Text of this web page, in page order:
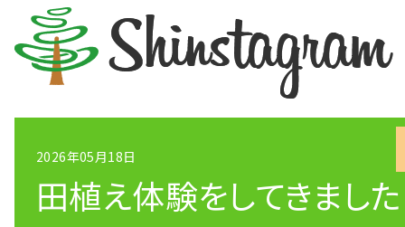
シン中央会計
2026年05月18日
田植え体験をしてきました